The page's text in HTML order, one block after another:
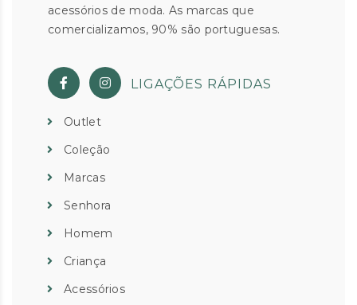
acessórios de moda. As marcas que
comercializamos, 90% são portuguesas.
LIGAÇÕES RÁPIDAS
Outlet
Coleção
Marcas
Senhora
Homem
Criança
Acessórios